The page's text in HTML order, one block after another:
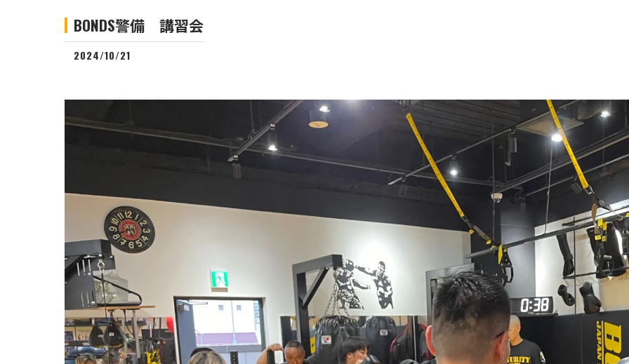
BONDS警備 講習会
2024/10/21